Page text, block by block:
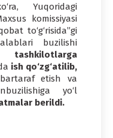
Yuqoridagi
komissiyasi
to‘g‘risida”gi
buzilishi
tashkilotlarga
ish qo‘zg‘atilib,
etish va
yo‘l
berildi.